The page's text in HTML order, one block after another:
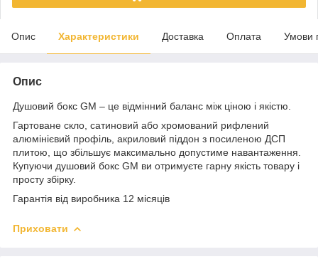
Опис Характеристики Доставка Оплата Умови
Опис
Душовий бокс GM – це відмінний баланс між ціною і якістю.
Гартоване скло, сатиновий або хромований рифлений
алюмінієвий профіль, акриловий піддон з посиленою ДСП
плитою, що збільшує максимально допустиме навантаження.
Купуючи душовий бокс GM ви отримуєте гарну якість товару і
просту збірку.
Гарантія від виробника 12 місяців
Приховати